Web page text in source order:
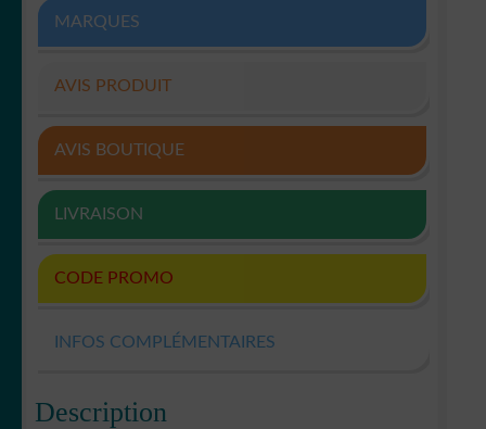
MARQUES
AVIS PRODUIT
AVIS BOUTIQUE
LIVRAISON
CODE PROMO
INFOS COMPLÉMENTAIRES
Description